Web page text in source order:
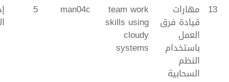
13 مهارات
قيادة فرق
العمل
باستخدام
النظم
السحابية
team work
skills using
cloudy
systems
man04c
5